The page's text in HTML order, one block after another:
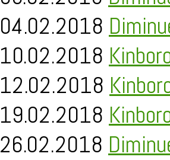
04.02.2018
10.02.2018
12.02.2018
19.02.2018
26.02.2018